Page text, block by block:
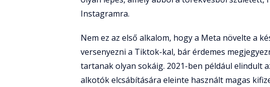
Instagramra.
Nem ez az első alkalom, hogy a Meta növelte a
versenyezni a Tiktok-kal, bár érdemes
tartanak olyan sokáig. 2021-ben például elindult
alkotók elcsábítására eleinte használt magas